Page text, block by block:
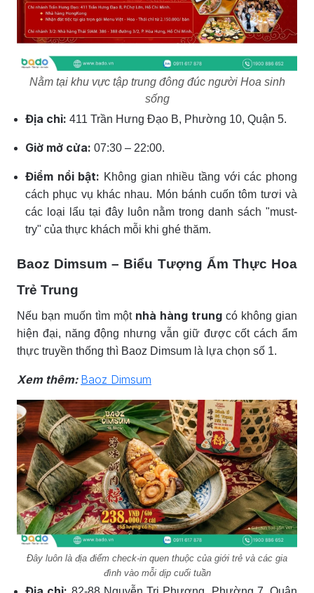
Nằm tại khu vực tập trung đông đúc người Hoa sinh
sống
Địa chỉ: 411 Trần Hưng Đạo B, Phường 10, Quận 5.
Giờ mở cửa: 07:30 – 22:00.
Điểm nổi bật: Không gian nhiều tầng với các phong
cách phục vụ khác nhau. Món bánh cuốn tôm tươi và
các loại lẩu tại đây luôn nằm trong danh sách "must-
try" của thực khách mỗi khi ghé thăm.
Baoz Dimsum – Biểu Tượng Ẩm Thực Hoa
Trẻ Trung
Nếu bạn muốn tìm một nhà hàng trung có không gian
hiện đại, năng động nhưng vẫn giữ được cốt cách ẩm
thực truyền thống thì Baoz Dimsum là lựa chọn số 1.
Xem thêm: Baoz Dimsum
Đây luôn là địa điểm check-in quen thuộc của giới trẻ và các gia
đình vào mỗi dịp cuối tuần